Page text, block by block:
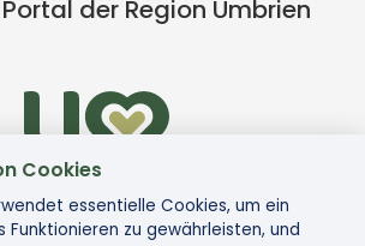
der Region Umbrien
Cookies
essentielle Cookies, um ein
Funktionieren zu gewährleisten, und